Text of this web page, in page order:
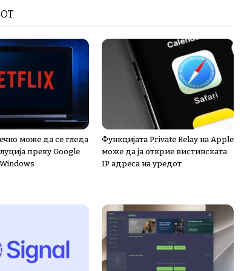
може да се гледа
преку Google
Функцијата Private Relay на Apple
може да ја открие вистинската
IP адреса на уредот